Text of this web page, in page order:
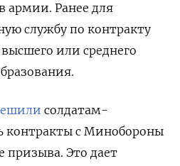
армии. Ранее для
службу по контракту
или среднего
солдатам-
контракты с Минобороны
призыва. Это дает